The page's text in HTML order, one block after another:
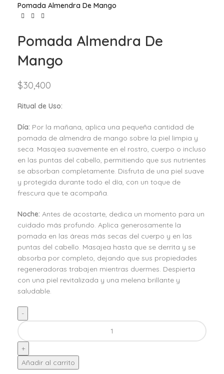
Pomada Almendra De Mango
Pomada Almendra De
Mango
$30,400
Ritual de Uso:
Día: Por la mañana, aplica una pequeña cantidad de
pomada de almendra de mango sobre la piel limpia y
seca. Masajea suavemente en el rostro, cuerpo o incluso
en las puntas del cabello, permitiendo que sus nutrientes
se absorban completamente. Disfruta de una piel suave
y protegida durante todo el día, con un toque de
frescura que te acompaña.
Noche: Antes de acostarte, dedica un momento para un
cuidado más profundo. Aplica generosamente la
pomada en las áreas más secas del cuerpo y en las
puntas del cabello. Masajea hasta que se derrita y se
absorba por completo, dejando que sus propiedades
regeneradoras trabajen mientras duermes. Despierta
con una piel revitalizada y una melena brillante y
saludable.
Añadir al carrito